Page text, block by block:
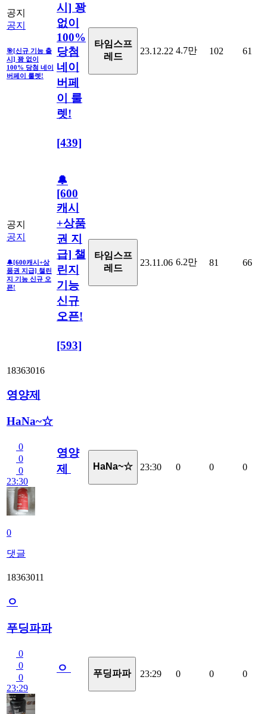
공지
공지
🎯[신규 기능 출
시] 꽝 없이
100% 당첨 네이
버페이 룰렛!
시] 꽝
없이
100%
당첨
네이
버페
이 룰
렛!
[439]
타임스프
레드
23.12.22 4.7만 102 61
공지
공지
🔔[600캐시+상
품권 지급] 챌린
지 기능 신규 오
픈!
🔔
[600
캐시
+상품
권 지
급] 챌
린지
기능
신규
오픈!
[593]
타임스프
레드
23.11.06 6.2만 81 66
18363016
영양제
HaNa~☆
0
0
0
23:30
0
댓글
영양
제
HaNa~☆ 23:30 0 0 0
18363011
ㅇ
푸딩파파
0
0
0
23:29
ㅇ 푸딩파파 23:29 0 0 0